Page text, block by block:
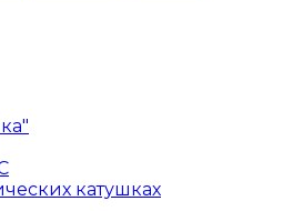
катушках